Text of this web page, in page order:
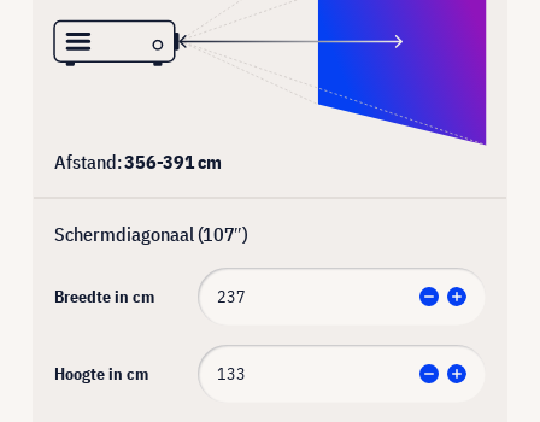
Afstand:356-391cm
Schermdiagonaal (107″)
Breedte in cm
Hoogte in cm